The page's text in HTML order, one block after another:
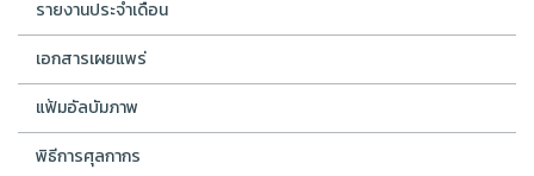
รายงานประจำเดือน
เอกสารเผยแพร่
แฟ้มอัลบัมภาพ
พิธีการศุลกากร